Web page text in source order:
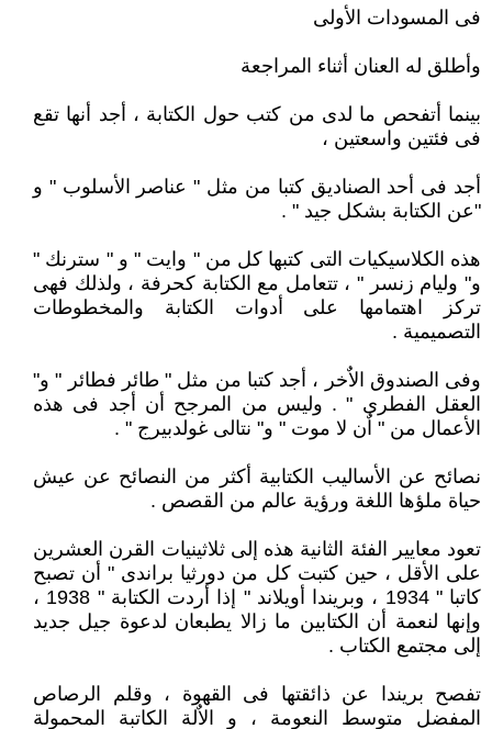
فى المسودات الأولى
وأطلق له العنان أثناء المراجعة
بينما أتفحص ما لدى من كتب حول الكتابة ، أجد أنها تقع
فى فئتين واسعتين ،
أجد فى أحد الصناديق كتبا من مثل " عناصر الأسلوب " و
"عن الكتابة بشكل جيد " .
هذه الكلاسيكيات التى كتبها كل من " وايت " و " سترنك "
و" وليام زنسر " ، تتعامل مع الكتابة كحرفة ، ولذلك فهى
تركز اهتمامها على أدوات الكتابة والمخطوطات
التصميمية .
وفى الصندوق الاٌخر ، أجد كتبا من مثل " طائر فطائر " و"
العقل الفطرى " . وليس من المرجح أن أجد فى هذه
الأعمال من " اٌن لا موت " و" نتالى غولدبيرج " .
نصائح عن الأساليب الكتابية أكثر من النصائح عن عيش
حياة ملؤها اللغة ورؤية عالم من القصص .
تعود معايير الفئة الثانية هذه إلى ثلاثينيات القرن العشرين
على الأقل ، حين كتبت كل من دورثيا براندى " أن تصبح
كاتبا " 1934 ، وبريندا أويلاند " إذا أردت الكتابة " 1938 ،
وإنها لنعمة أن الكتابين ما زالا يطبعان لدعوة جيل جديد
إلى مجتمع الكتاب .
تفصح بريندا عن ذائقتها فى القهوة ، وقلم الرصاص
المفضل متوسط النعومة ، و الاٌلة الكاتبة المحمولة